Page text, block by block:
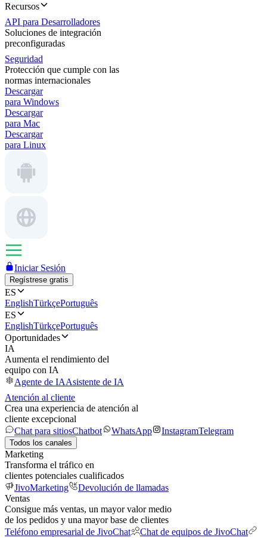
Recursos
API para Desarrolladores
Soluciones de integración
preconfiguradas
Seguridad
Protección que cumple con las
normas internacionales
Descargar
para Windows
Descargar
para Mac
Descargar
para Linux
Iniciar Sesión
Regístrese gratis
ES
EnglishTürkçePortuguês
ES
EnglishTürkçePortuguês
Oportunidades
IA
Aumenta el rendimiento del
equipo con IA
Agente de IAAsistente de IA
Atención al cliente
Crea una experiencia de atención al
cliente excepcional
Chat para sitiosChatbot WhatsApp InstagramTelegram
Todos los canales
Marketing
Transforma el tráfico en
clientes potenciales cualificados
JivoMarketing
Devolución de llamadas
Ventas
Consigue más ventas, un mayor valor medio
de los pedidos y una mayor base de clientes
Teléfono empresarial de JivoChat
Chat de equipos de JivoChat